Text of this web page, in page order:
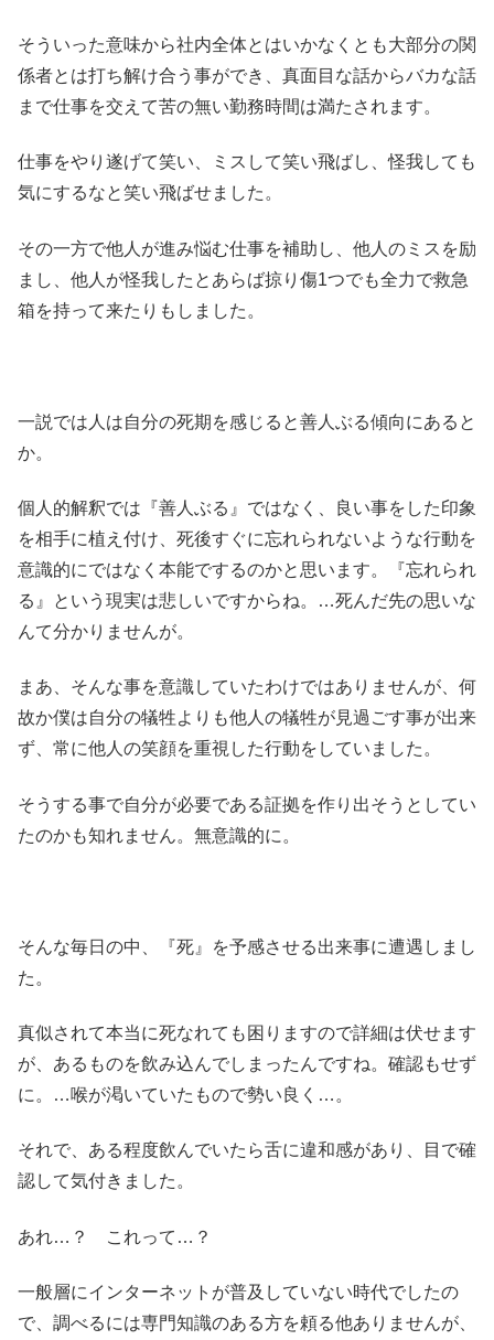
そういった意味から社内全体とはいかなくとも大部分の関
係者とは打ち解け合う事ができ、真面目な話からバカな話
まで仕事を交えて苦の無い勤務時間は満たされます。
仕事をやり遂げて笑い、ミスして笑い飛ばし、怪我しても
気にするなと笑い飛ばせました。
その一方で他人が進み悩む仕事を補助し、他人のミスを励
まし、他人が怪我したとあらば掠り傷1つでも全力で救急
箱を持って来たりもしました。
一説では人は自分の死期を感じると善人ぶる傾向にあると
か。
個人的解釈では『善人ぶる』ではなく、良い事をした印象
を相手に植え付け、死後すぐに忘れられないような行動を
意識的にではなく本能でするのかと思います。『忘れられ
る』という現実は悲しいですからね。…死んだ先の思いな
んて分かりませんが。
まあ、そんな事を意識していたわけではありませんが、何
故か僕は自分の犠牲よりも他人の犠牲が見過ごす事が出来
ず、常に他人の笑顔を重視した行動をしていました。
そうする事で自分が必要である証拠を作り出そうとしてい
たのかも知れません。無意識的に。
そんな毎日の中、『死』を予感させる出来事に遭遇しまし
た。
真似されて本当に死なれても困りますので詳細は伏せます
が、あるものを飲み込んでしまったんですね。確認もせず
に。…喉が渇いていたもので勢い良く…。
それで、ある程度飲んでいたら舌に違和感があり、目で確
認して気付きました。
あれ…？ これって…？
一般層にインターネットが普及していない時代でしたの
で、調べるには専門知識のある方を頼る他ありませんが、